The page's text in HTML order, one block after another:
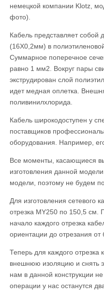
немецкой компании Klotz,
фото).
Кабель представляет собой
(16Х0,2мм) в
Суммарное поперечное
равно 1 мм2. Вокруг пары
экструдирован слой
идет медная оплетка.
поливинилхлорида.
Кабель широкодоступен у
поставщиков
оборудования. Например,
Все моменты, касающиеся
изготовления данной
модели, поэтому не будем
Для изготовления сетевого
отрезка MY250 по 150,5 см.
начало каждого отрезка
ориентации до отрезания от
Теперь для каждого
внешнюю изоляцию и снять
нам в данной конструкции
операции у нас останутся